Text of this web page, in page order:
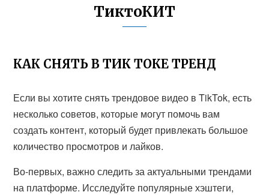
ТиктоКИТ
КАК СНЯТЬ В ТИК ТОКЕ ТРЕНД
Если вы хотите снять трендовое видео в TikTok, есть
несколько советов, которые могут помочь вам
создать контент, который будет привлекать большое
количество просмотров и лайков.
Во-первых, важно следить за актуальными трендами
на платформе. Исследуйте популярные хэштеги,